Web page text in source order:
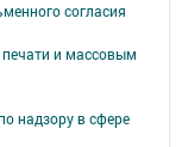
согласия
печати и массовым
надзору в сфере